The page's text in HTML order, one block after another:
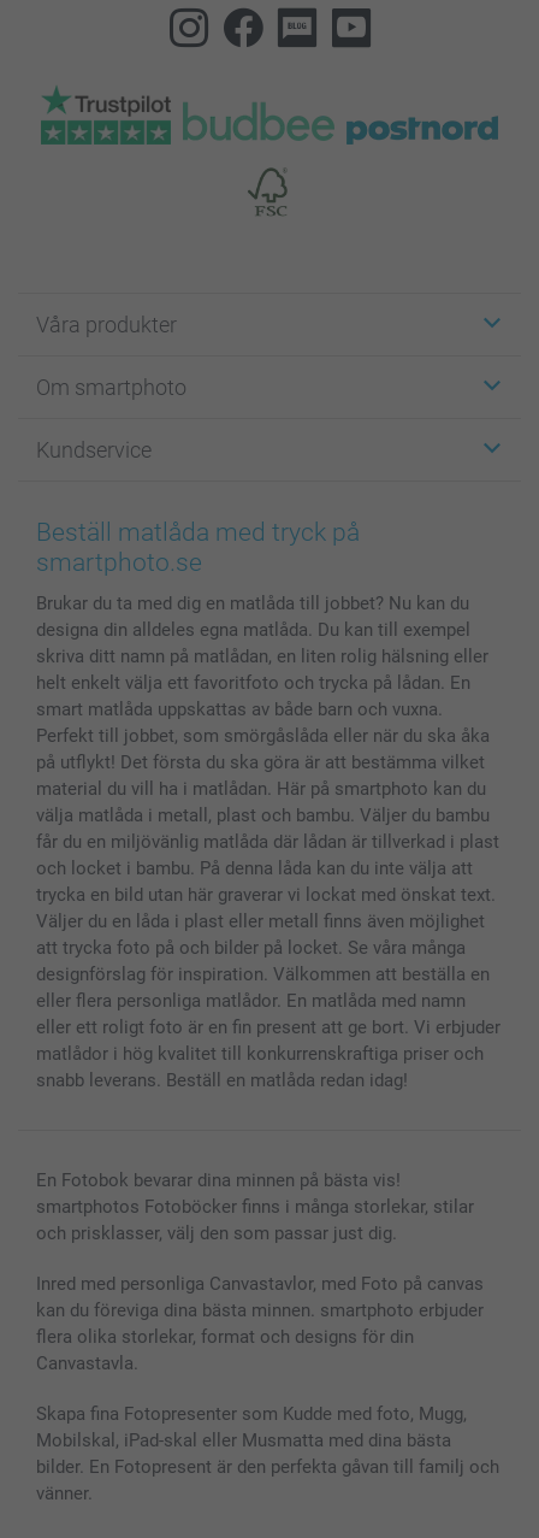
Våra produkter
Fotokort
Fotoböcker
Bilder, Fotoförstoring & Fotohäften
Skal till Mobil & Surfplatta
Fotoalmanackor & Fotoagenda
Fotoramar & Tillbehör
Presentkort
Alla fotoprodukter
Om smartphoto
För affiliates
Cookie Policy
Sitemap
Investor Relations
Kundservice
smartgaranti
smartbonus
Status på beställningar
Beställ matlåda med tryck på
smartphoto.se
Brukar du ta med dig en matlåda till jobbet? Nu kan du
designa din alldeles egna matlåda. Du kan till exempel
skriva ditt namn på matlådan, en liten rolig hälsning eller
helt enkelt välja ett favoritfoto och trycka på lådan. En
smart matlåda uppskattas av både barn och vuxna.
Perfekt till jobbet, som smörgåslåda eller när du ska åka
på utflykt! Det första du ska göra är att bestämma vilket
material du vill ha i matlådan. Här på smartphoto kan du
välja matlåda i metall, plast och bambu. Väljer du bambu
får du en miljövänlig matlåda där lådan är tillverkad i plast
och locket i bambu. På denna låda kan du inte välja att
trycka en bild utan här graverar vi lockat med önskat text.
Väljer du en låda i plast eller metall finns även möjlighet
att trycka foto på och bilder på locket. Se våra många
designförslag för inspiration. Välkommen att beställa en
eller flera personliga matlådor. En matlåda med namn
eller ett roligt foto är en fin present att ge bort. Vi erbjuder
matlådor i hög kvalitet till konkurrenskraftiga priser och
snabb leverans. Beställ en matlåda redan idag!
En Fotobok bevarar dina minnen på bästa vis!
smartphotos Fotoböcker finns i många storlekar, stilar
och prisklasser, välj den som passar just dig.
Inred med personliga Canvastavlor, med Foto på canvas
kan du föreviga dina bästa minnen. smartphoto erbjuder
flera olika storlekar, format och designs för din
Canvastavla.
Skapa fina Fotopresenter som Kudde med foto, Mugg,
Mobilskal, iPad-skal eller Musmatta med dina bästa
bilder. En Fotopresent är den perfekta gåvan till familj och
vänner.